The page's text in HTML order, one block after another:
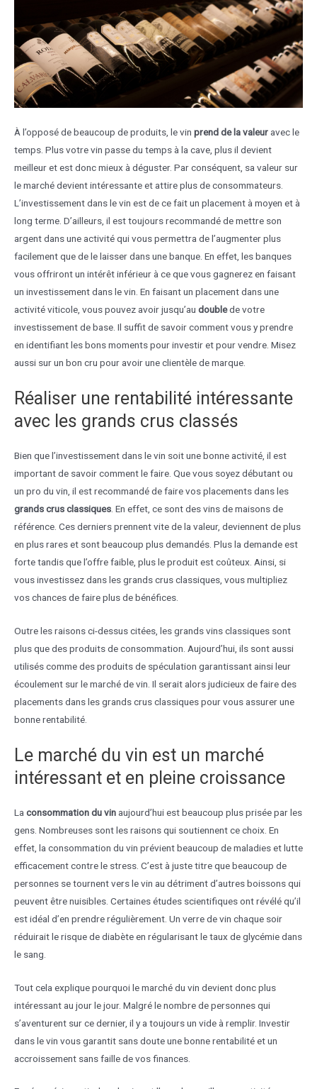
À l’opposé de beaucoup de produits, le vin prend de la valeur avec le
temps. Plus votre vin passe du temps à la cave, plus il devient
meilleur et est donc mieux à déguster. Par conséquent, sa valeur sur
le marché devient intéressante et attire plus de consommateurs.
L’investissement dans le vin est de ce fait un placement à moyen et à
long terme. D’ailleurs, il est toujours recommandé de mettre son
argent dans une activité qui vous permettra de l’augmenter plus
facilement que de le laisser dans une banque. En effet, les banques
vous offriront un intérêt inférieur à ce que vous gagnerez en faisant
un investissement dans le vin. En faisant un placement dans une
activité viticole, vous pouvez avoir jusqu’au doublede votre
investissement de base. Il suffit de savoir comment vous y prendre
en identifiant les bons moments pour investir et pour vendre. Misez
aussi sur un bon cru pour avoir une clientèle de marque.
Réaliser une rentabilité intéressante
avec les grands crus classés
Bien que l’investissement dans le vin soit une bonne activité, il est
important de savoir comment le faire. Que vous soyez débutant ou
un pro du vin, il est recommandé de faire vos placements dans les
grands crus classiques . En effet, ce sont des vins de maisons de
référence. Ces derniers prennent vite de la valeur, deviennent de plus
en plus rares et sont beaucoup plus demandés. Plus la demande est
forte tandis que l’offre faible, plus le produit est coûteux. Ainsi, si
vous investissez dans les grands crus classiques, vous multipliez
vos chances de faire plus de bénéfices.
Outre les raisons ci-dessus citées, les grands vins classiques sont
plus que des produits de consommation. Aujourd’hui, ils sont aussi
utilisés comme des produits de spéculation garantissant ainsi leur
écoulement sur le marché de vin. Il serait alors judicieux de faire des
placements dans les grands crus classiques pour vous assurer une
bonne rentabilité.
Le marché du vin est un marché
intéressant et en pleine croissance
La consommation du vin aujourd’hui est beaucoup plus prisée par les
gens. Nombreuses sont les raisons qui soutiennent ce choix. En
effet, la consommation du vin prévient beaucoup de maladies et lutte
efficacement contre le stress. C’est à juste titre que beaucoup de
personnes se tournent vers le vin au détriment d’autres boissons qui
peuvent être nuisibles. Certaines études scientifiques ont révélé qu’il
est idéal d’en prendre régulièrement. Un verre de vin chaque soir
réduirait le risque de diabète en régularisant le taux de glycémie dans
le sang.
Tout cela explique pourquoi le marché du vin devient donc plus
intéressant au jour le jour. Malgré le nombre de personnes qui
s’aventurent sur ce dernier, il y a toujours un vide à remplir. Investir
dans le vin vous garantit sans doute une bonne rentabilité et un
accroissement sans faille de vos finances.